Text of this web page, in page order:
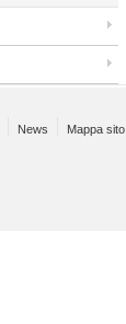
Mappa sito
News